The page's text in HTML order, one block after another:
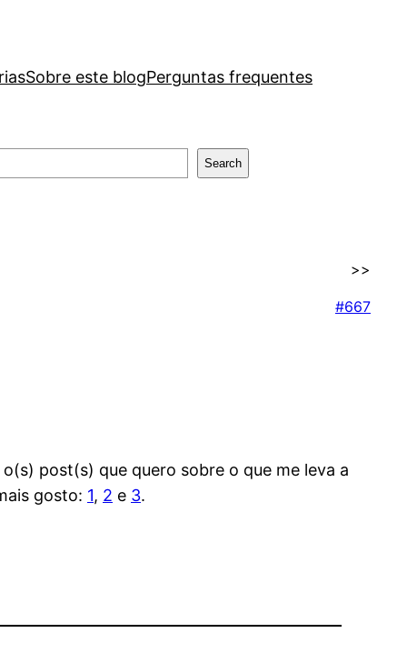
Sobre este blogPerguntas frequentes
Search
>>
#667
post(s) que quero sobre o que me leva a
gosto: 1, 2 e 3.